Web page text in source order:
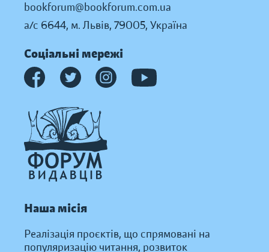
bookforum@bookforum.com.ua
а/с 6644, м. Львів, 79005, Україна
Соціальні мережі
Наша місія
Реалізація проєктів, що спрямовані на
популяризацію читання, розвиток